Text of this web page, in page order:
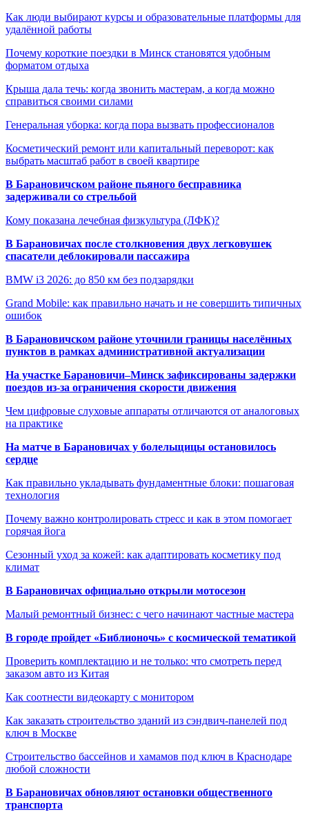
Как люди выбирают курсы и образовательные платформы для
удалённой работы
Почему короткие поездки в Минск становятся удобным
форматом отдыха
Крыша дала течь: когда звонить мастерам, а когда можно
справиться своими силами
Генеральная уборка: когда пора вызвать профессионалов
Косметический ремонт или капитальный переворот: как
выбрать масштаб работ в своей квартире
В Барановичском районе пьяного бесправника
задерживали со стрельбой
Кому показана лечебная физкультура (ЛФК)?
В Барановичах после столкновения двух легковушек
спасатели деблокировали пассажира
BMW i3 2026: до 850 км без подзарядки
Grand Mobile: как правильно начать и не совершить типичных
ошибок
В Барановичском районе уточнили границы населённых
пунктов в рамках административной актуализации
На участке Барановичи–Минск зафиксированы задержки
поездов из-за ограничения скорости движения
Чем цифровые слуховые аппараты отличаются от аналоговых
на практике
На матче в Барановичах у болельщицы остановилось
сердце
Как правильно укладывать фундаментные блоки: пошаговая
технология
Почему важно контролировать стресс и как в этом помогает
горячая йога
Сезонный уход за кожей: как адаптировать косметику под
климат
В Барановичах официально открыли мотосезон
Малый ремонтный бизнес: с чего начинают частные мастера
В городе пройдет «Библионочь» с космической тематикой
Проверить комплектацию и не только: что смотреть перед
заказом авто из Китая
Как соотнести видеокарту с монитором
Как заказать строительство зданий из сэндвич-панелей под
ключ в Москве
Строительство бассейнов и хамамов под ключ в Краснодаре
любой сложности
В Барановичах обновляют остановки общественного
транспорта